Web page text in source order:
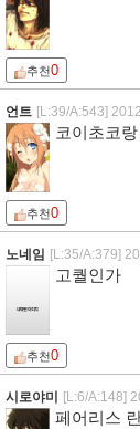
추천0
언트 [L:39/A:543]
코이초코
추천0
노네임 [L:35/A:379]
고퀄인가
추천0
시로야미 [L:6/A:148]
페어리스